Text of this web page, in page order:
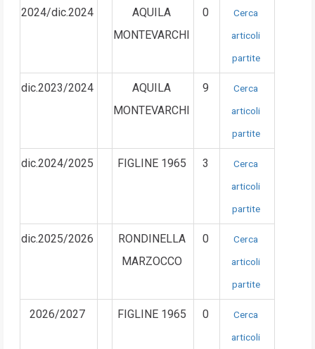
2024/dic.2024
AQUILA
MONTEVARCHI
0
Cerca
articoli
partite
dic.2023/2024
AQUILA
MONTEVARCHI
9
Cerca
articoli
partite
dic.2024/2025 FIGLINE 1965 3
Cerca
articoli
partite
dic.2025/2026
RONDINELLA
MARZOCCO
0
Cerca
articoli
partite
2026/2027 FIGLINE 1965 0
Cerca
articoli